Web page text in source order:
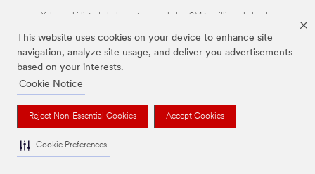
This website uses cookies on your device to enhance site
navigation, analyze site usage, and deliver you advertisements
based on your interests.
Cookie Notice
Reject Non-Essential Cookies Accept Cookies
Cookie Preferences
Yukarıdaki listede bulunan tüm markalar, 3M tescilli markalarıdır.